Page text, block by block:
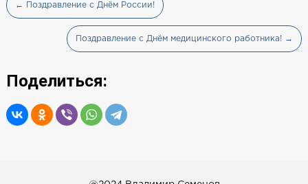
← Поздравление с Днём России!
Поздравление с Днём медицинского работника! →
Поделиться: